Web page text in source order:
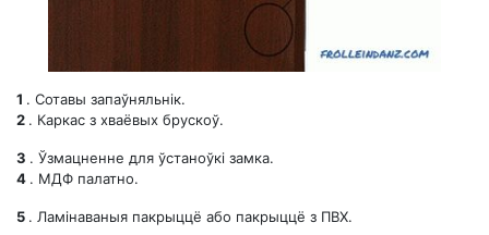
1 . Сотавы запаўняльнік.
2 . Каркас з хваёвых брускоў.
3 . Ўзмацненне для ўстаноўкі замка.
4 . МДФ палатно.
5 . Ламінаваныя пакрыццё або пакрыццё з ПВХ.